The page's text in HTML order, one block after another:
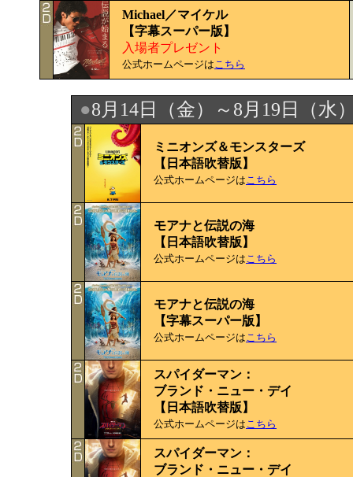
Michael／マイケル
【字幕スーパー版】
入場者プレゼント
公式ホームページはこちら
●8月14日（金）～8月19日（水
ミニオンズ＆モンスターズ
【日本語吹替版】
公式ホームページはこちら
モアナと伝説の海
【日本語吹替版】
公式ホームページはこちら
モアナと伝説の海
【字幕スーパー版】
公式ホームページはこちら
スパイダーマン：
ブランド・ニュー・デイ
【日本語吹替版】
公式ホームページはこちら
スパイダーマン：
ブランド・ニュー・デイ